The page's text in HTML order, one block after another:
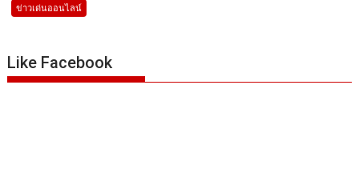
ข่าวเด่นออนไลน์
Like Facebook